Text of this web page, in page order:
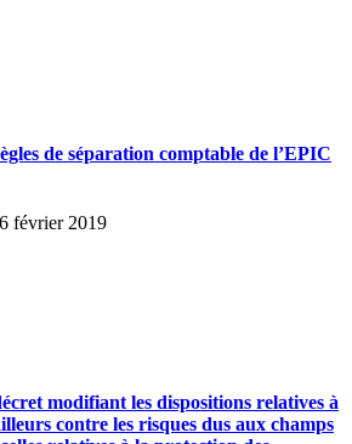
de séparation comptable de l’EPIC
février 2019
modifiant les dispositions relatives à
contre les risques dus aux champs